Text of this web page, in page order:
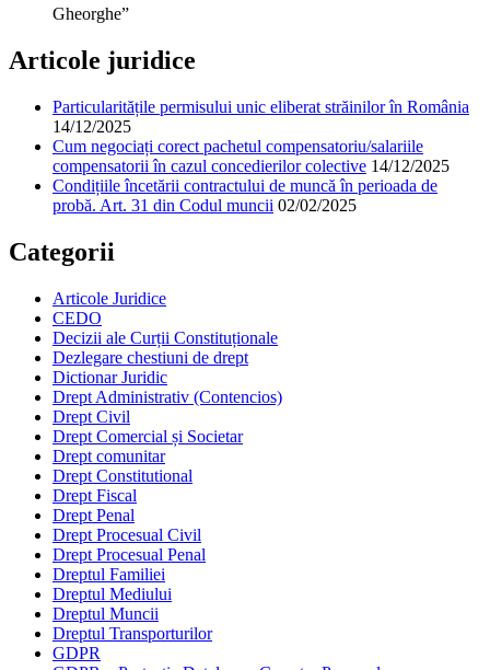
Gheorghe”
Articole juridice
Particularitățile permisului unic eliberat străinilor în România
14/12/2025
Cum negociați corect pachetul compensatoriu/salariile
compensatorii în cazul concedierilor colective 14/12/2025
Condițiile încetării contractului de muncă în perioada de
probă. Art. 31 din Codul muncii 02/02/2025
Categorii
Articole Juridice
CEDO
Decizii ale Curții Constituționale
Dezlegare chestiuni de drept
Dictionar Juridic
Drept Administrativ (Contencios)
Drept Civil
Drept Comercial și Societar
Drept comunitar
Drept Constitutional
Drept Fiscal
Drept Penal
Drept Procesual Civil
Drept Procesual Penal
Dreptul Familiei
Dreptul Mediului
Dreptul Muncii
Dreptul Transporturilor
GDPR